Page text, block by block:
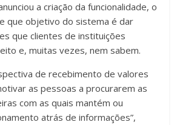
a criação da funcionalidade, o
que objetivo do sistema é dar
que clientes de instituições
e, muitas vezes, nem sabem.
de recebimento de valores
as pessoas a procurarem as
com as quais mantém ou
atrás de informações”,